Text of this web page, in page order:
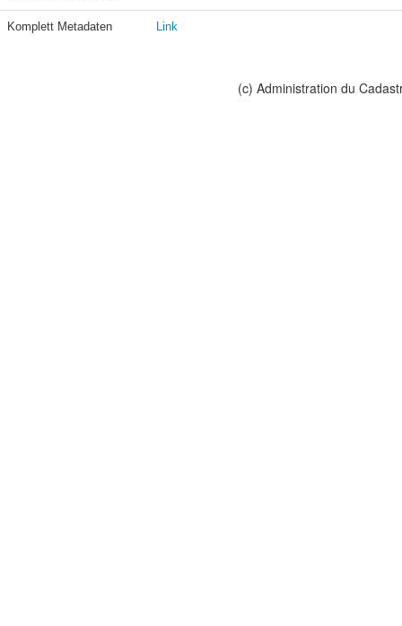
Komplett Metadaten Link
(c) Administration du